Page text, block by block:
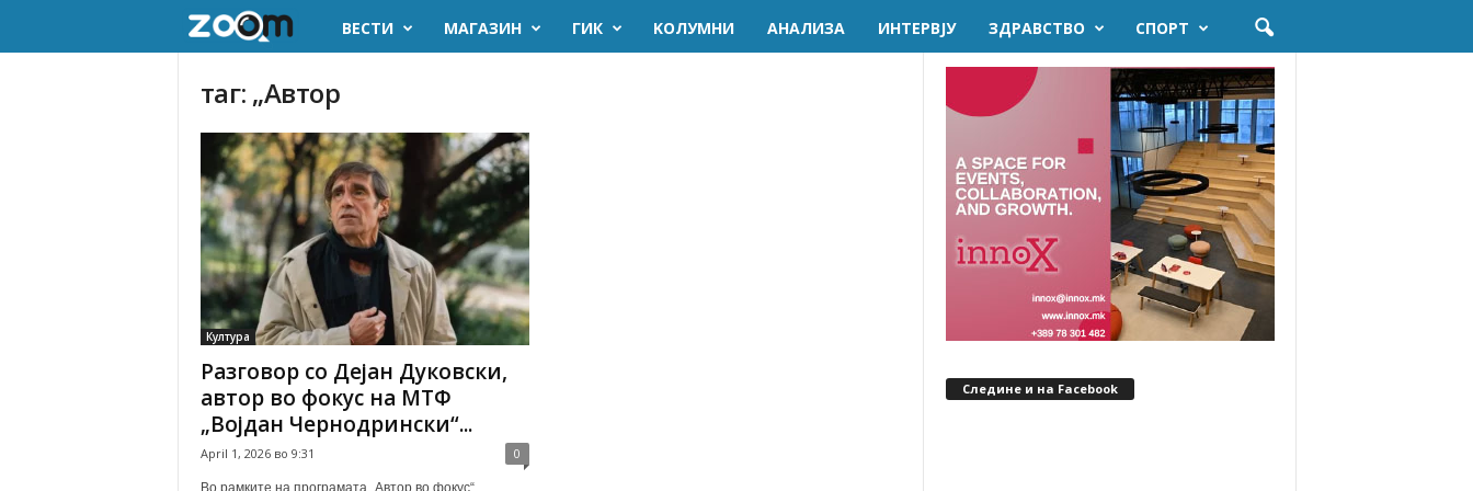
m
.
k
ВЕСТИ МАГАЗИН ГИК KОЛУМНИ AНАЛИЗА ИНТЕРВЈУ ЗДРАВСТВО СПОРТ
таг: „Автор
Култура
Разговор со Дејан Дуковски,
автор во фокус на МТФ
„Војдан Чернодрински“...
April 1, 2026 во 9:31 0
Во рамките на програмата „Автор во фокус“,
Следине и на Facebook